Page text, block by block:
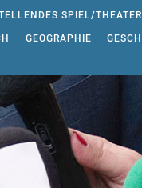
SPIEL/THEATER
GEOGRAPHIE
MODE WIRTSCHAFT/